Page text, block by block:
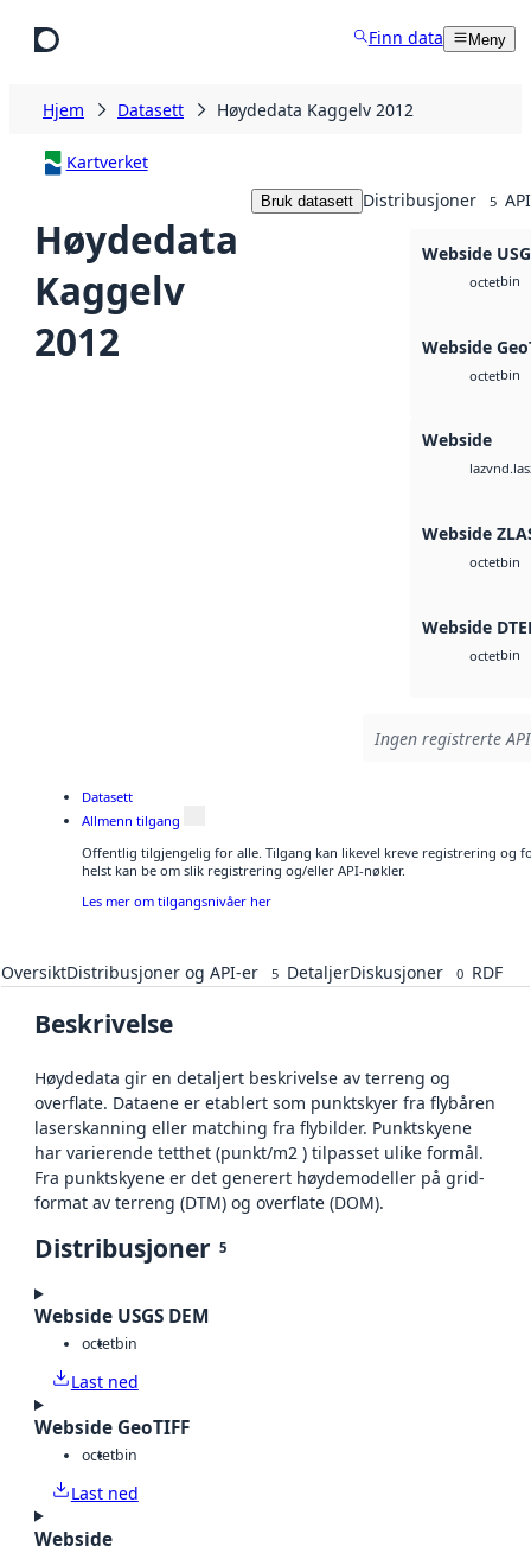
Finn data Meny
Hjem Datasett Høydedata Kaggelv 2012
Kartverket
Høydedata
Kaggelv
2012
Bruk datasett Distribusjoner 5
Webside
octetbin
Webside
octetbin
Webside
laz
Webside
octetbin
Webside
octetbin
Ingen registrerte
Datasett
Allmenn tilgang
Offentlig tilgjengelig for alle. Tilgang kan likevel kreve registrering og
helst kan be om slik registrering og/eller API-nøkler.
Les mer om tilgangsnivåer her
OversiktDistribusjoner og API-er 5 DetaljerDiskusjoner 0 RDF
Beskrivelse
Høydedata gir en detaljert beskrivelse av terreng og
overflate. Dataene er etablert som punktskyer fra flybåren
laserskanning eller matching fra flybilder. Punktskyene
har varierende tetthet (punkt/m2 ) tilpasset ulike formål.
Fra punktskyene er det generert høydemodeller på grid-
format av terreng (DTM) og overflate (DOM).
Distribusjoner 5
Webside USGS DEM
octetbin
Last ned
Webside GeoTIFF
octetbin
Last ned
Webside